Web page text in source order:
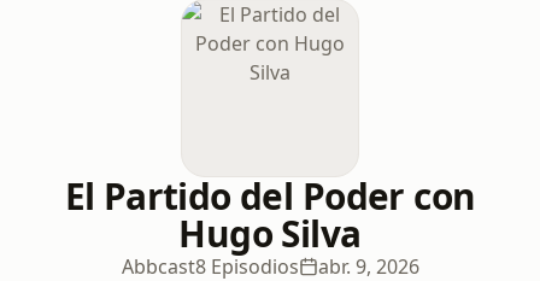
El Partido del Poder con
Hugo Silva
Abbcast8 Episodios abr. 9, 2026